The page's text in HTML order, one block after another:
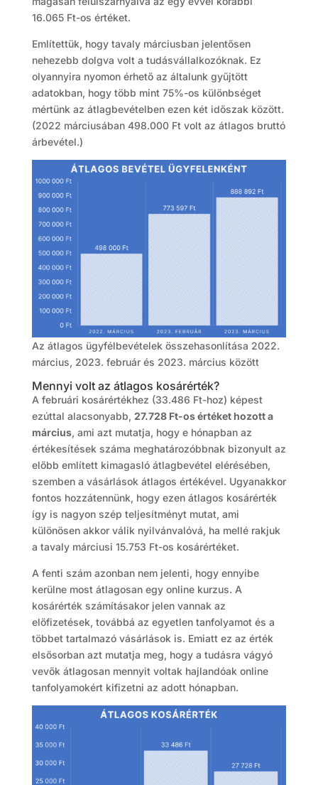
16.065 Ft-os értéket.
Említettük, hogy tavaly márciusban jelentősen
nehezebb dolgva volt a tudásvállalkozóknak. Ez
olyannyira nyomon érhető az általunk gyűjtött
adatokban, hogy több mint 75%-os különbséget
mértünk az átlagbevételben ezen két időszak között.
(2022 márciusában 498.000 Ft volt az átlagos bruttó
árbevétel.)
Az átlagos ügyfélbevételek összehasonlítása 2022.
március, 2023. február és 2023. március között
Mennyi volt az átlagos kosárérték?
A februári kosárértékhez (33.486 Ft-hoz) képest
ezúttal alacsonyabb, 27.728 Ft-os értéket hozott a
március, ami azt mutatja, hogy e hónapban az
értékesítések száma meghatározóbbnak bizonyult az
előbb említett kimagasló átlagbevétel elérésében,
szemben a vásárlások átlagos értékével. Ugyanakkor
fontos hozzátennünk, hogy ezen átlagos kosárérték
így is nagyon szép teljesítményt mutat, ami
különösen akkor válik nyilvánvalóvá, ha mellé rakjuk
a tavaly márciusi 15.753 Ft-os kosárértéket.
A fenti szám azonban nem jelenti, hogy ennyibe
kerülne most átlagosan egy online kurzus. A
kosárérték számításakor jelen vannak az
előfizetések, továbbá az egyetlen tanfolyamot és a
többet tartalmazó vásárlások is. Emiatt ez az érték
elsősorban azt mutatja meg, hogy a tudásra vágyó
vevők átlagosan mennyit voltak hajlandóak online
tanfolyamokért kifizetni az adott hónapban.